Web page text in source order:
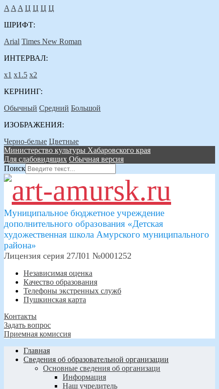
A A A Ц Ц Ц Ц
ШРИФТ:
Arial Times New Roman
ИНТЕРВАЛ:
х1 х1.5 х2
КЕРНИНГ:
Обычный Средний Большой
ИЗОБРАЖЕНИЯ:
Черно-белые Цветные
Министерство культуры Хабаровского края
Для слабовидящих Обычная версия
Поиск
Муниципальное бюджетное учреждение
дополнительного образования «Детская
художественная школа Амурского муниципального
района»
Лицензия серия 27Л01 №0001252
Независимая оценка
Качество образования
Телефоны экстренных служб
Пушкинская карта
Контакты
Задать вопрос
Приемная комиссия
Главная
Сведения об образовательной организации
Основные сведения об организаци
Информация
Наш учредитель